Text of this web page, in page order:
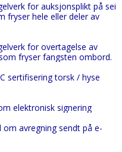
for auksjonsplikt på sei
fryser hele eller deler av
for overtagelse av
fryser fangsten ombord.
sertifisering torsk / hyse
elektronisk signering
om avregning sendt på e-